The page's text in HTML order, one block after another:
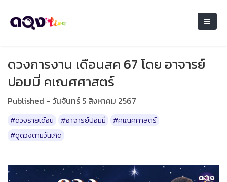
ดวงการงาน เดือนสค 67 โดย อาจารย์
ปอมมี่ คเณศศาสตร์
Published - วันจันทร์ 5 สิงหาคม 2567
#ดวงรายเดือน #อาจารย์ปอมมี่
#คเณศศาสตร์
#ดูดวงตามวันเกิด